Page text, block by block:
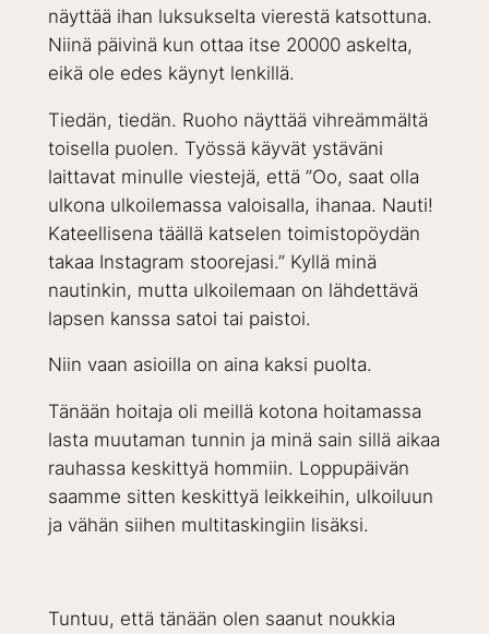
näyttää ihan luksukselta vierestä katsottuna.
Niinä päivinä kun ottaa itse 20000 askelta,
eikä ole edes käynyt lenkillä.
Tiedän, tiedän. Ruoho näyttää vihreämmältä
toisella puolen. Työssä käyvät ystäväni
laittavat minulle viestejä, että ”Oo, saat olla
ulkona ulkoilemassa valoisalla, ihanaa. Nauti!
Kateellisena täällä katselen toimistopöydän
takaa Instagram stoorejasi.” Kyllä minä
nautinkin, mutta ulkoilemaan on lähdettävä
lapsen kanssa satoi tai paistoi.
Niin vaan asioilla on aina kaksi puolta.
Tänään hoitaja oli meillä kotona hoitamassa
lasta muutaman tunnin ja minä sain sillä aikaa
rauhassa keskittyä hommiin. Loppupäivän
saamme sitten keskittyä leikkeihin, ulkoiluun
ja vähän siihen multitaskingiin lisäksi.
Tuntuu, että tänään olen saanut noukkia